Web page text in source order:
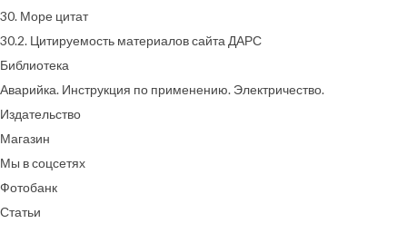
30. Море цитат
30.2. Цитируемость материалов сайта ДАРС
Библиотека
Аварийка. Инструкция по применению. Электричество.
Издательство
Магазин
Мы в соцсетях
Фотобанк
Статьи